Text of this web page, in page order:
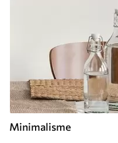
Minimalisme